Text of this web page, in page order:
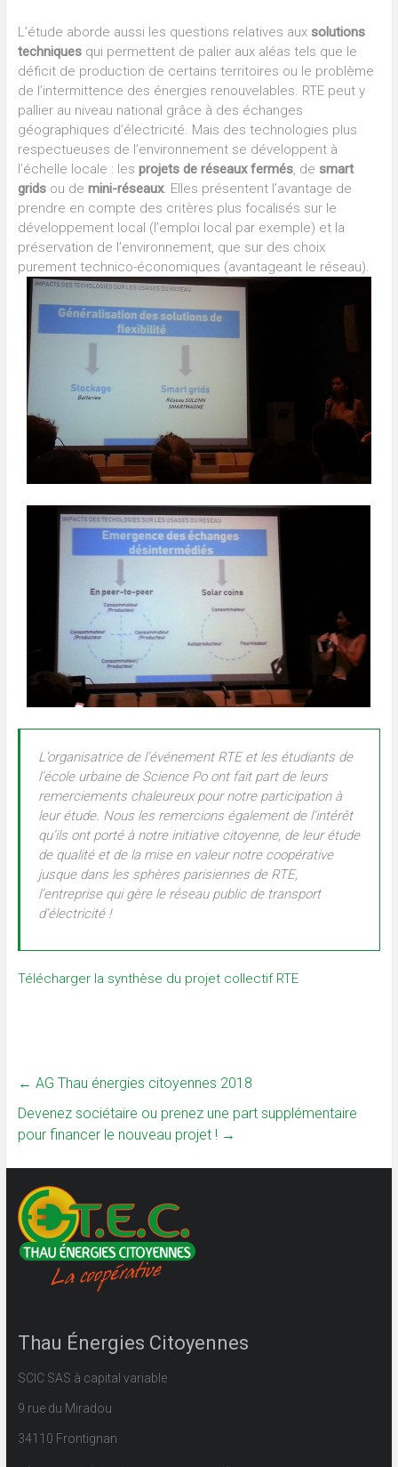
L’étude aborde aussi les questions relatives aux solutions
techniquesqui permettent de palier aux aléas tels que le
déficit de production de certains territoires ou le problème
de l’intermittence des énergies renouvelables. RTE peut y
pallier au niveau national grâce à des échanges
géographiques d’électricité. Mais des technologies plus
respectueuses de l’environnement se développent à
l’échelle locale : les projets de réseaux fermés, de smart
gridsou de mini-réseaux. Elles présentent l’avantage de
prendre en compte des critères plus focalisés sur le
développement local (l’emploi local par exemple) et la
préservation de l’environnement, que sur des choix
purement technico-économiques (avantageant le réseau).
L’organisatrice de l’événement RTE et les étudiants de
l’école urbaine de Science Po ont fait part de leurs
remerciements chaleureux pour notre participation à
leur étude. Nous les remercions également de l’intérêt
qu’ils ont porté à notre initiative citoyenne, de leur étude
de qualité et de la mise en valeur notre coopérative
jusque dans les sphères parisiennes de RTE,
l’entreprise qui gère le réseau public de transport
d’électricité !
Télécharger la synthèse du projet collectif RTE
← AG Thau énergies citoyennes 2018
Devenez sociétaire ou prenez une part supplémentaire
pour financer le nouveau projet ! →
Thau Énergies Citoyennes
SCIC SAS à capital variable
9 rue du Miradou
34110 Frontignan